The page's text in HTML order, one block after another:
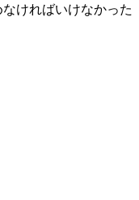
ければいけなかった